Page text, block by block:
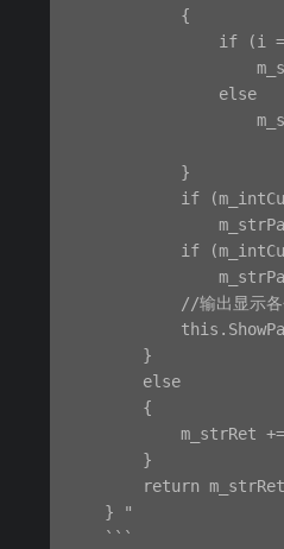
            {
if (i
                else
            }
if
if
//输出显示各
        }
        else
        {
m_strRet
        }
return
    } "
    ```